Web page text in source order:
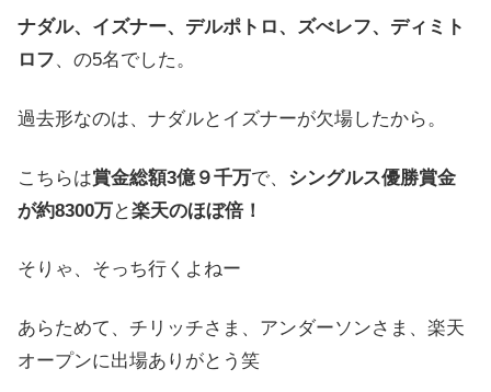
ナダル、イズナー、デルポトロ、ズべレフ、ディミト
ロフ、の5名でした。
過去形なのは、ナダルとイズナーが欠場したから。
こちらは賞金総額3億９千万で、 シングルス優勝賞金
が約8300万と楽天のほぼ倍！
そりゃ、そっち行くよねー
あらためて、チリッチさま、アンダーソンさま、楽天
オープンに出場ありがとう笑